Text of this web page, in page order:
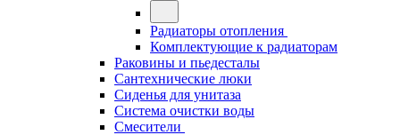
Радиаторы отопления
Комплектующие к радиаторам
Раковины и пьедесталы
Сантехнические люки
Сиденья для унитаза
Система очистки воды
Смесители